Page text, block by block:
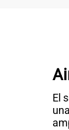
El